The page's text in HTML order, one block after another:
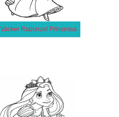
Vacker Rapunzel Prinsessa